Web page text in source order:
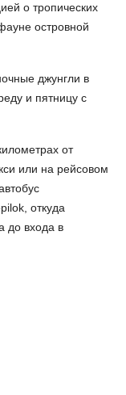
о тропических
островной
джунгли в
и пятницу с
от
или на рейсовом
откуда
до входа в